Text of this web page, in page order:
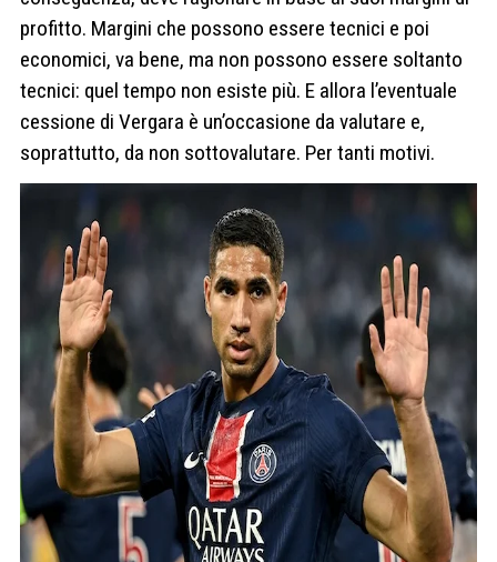
profitto. Margini che possono essere tecnici e poi
economici, va bene, ma non possono essere soltanto
tecnici: quel tempo non esiste più. E allora l’eventuale
cessione di Vergara è un’occasione da valutare e,
soprattutto, da non sottovalutare. Per tanti motivi.